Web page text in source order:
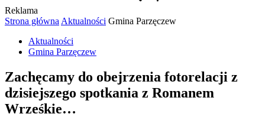
Reklama
Strona główna Aktualności Gmina Parzęczew
Aktualności
Gmina Parzęczew
Zachęcamy do obejrzenia fotorelacji z
dzisiejszego spotkania z Romanem
Wrześkie…